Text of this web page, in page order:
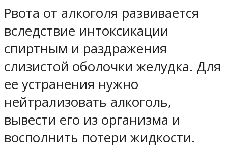
Рвота от алкоголя развивается
вследствие интоксикации
спиртным и раздражения
слизистой оболочки желудка. Для
ее устранения нужно
нейтрализовать алкоголь,
вывести его из организма и
восполнить потери жидкости.